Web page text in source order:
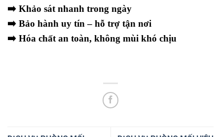
➡️ Khảo sát nhanh trong ngày
➡️ Bảo hành uy tín – hỗ trợ tận nơi
➡️ Hóa chất an toàn, không mùi khó chịu